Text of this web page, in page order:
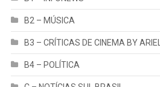
B2 – MÚSICA
B3 – CRÍTICAS DE CINEMA BY ARIEL
B4 – POLÍTICA